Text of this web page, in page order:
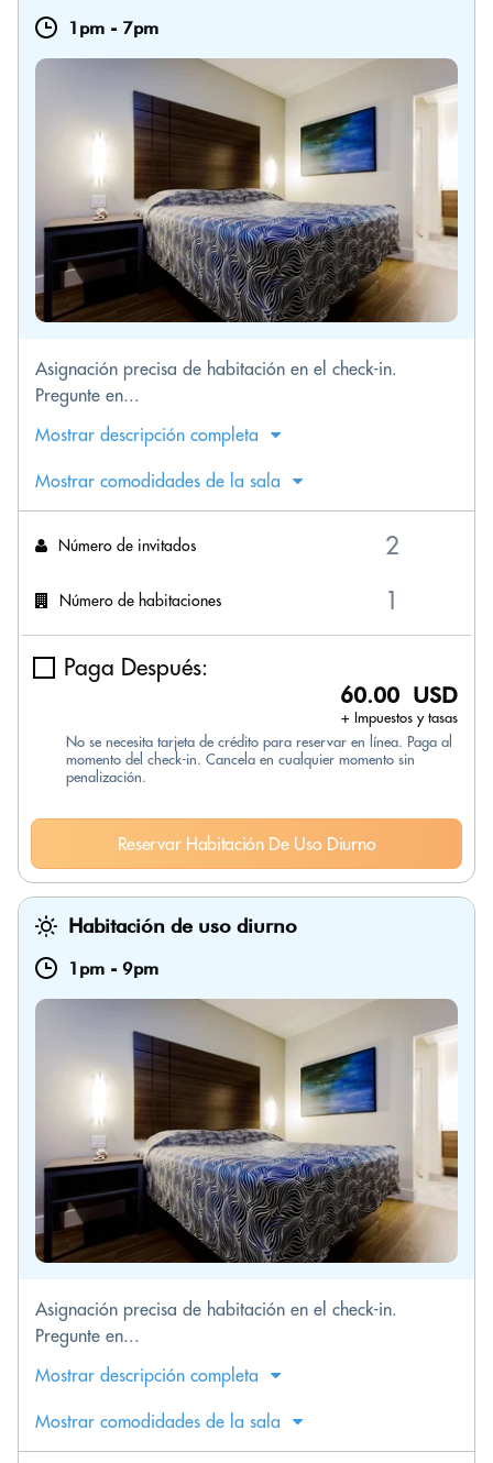
1pm - 7pm
Asignación precisa de habitación en el check-in.
Pregunte en...
Mostrar descripción completa
Mostrar comodidades de la sala
Número de invitados
Número de habitaciones
Paga Después:
60.00 USD
+ Impuestos y tasas
No se necesita tarjeta de crédito para reservar en línea. Paga al
momento del check-in. Cancela en cualquier momento sin
penalización.
Reservar Habitación De Uso Diurno
Habitación de uso diurno
1pm - 9pm
Asignación precisa de habitación en el check-in.
Pregunte en...
Mostrar descripción completa
Mostrar comodidades de la sala